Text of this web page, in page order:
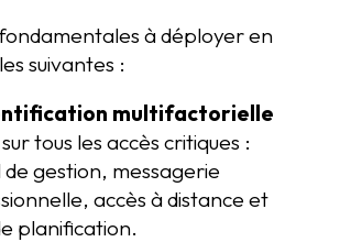
à déployer en
suivantes :
multifactorielle
sur tous les accès critiques :
de gestion, messagerie
accès à distance et
planification.